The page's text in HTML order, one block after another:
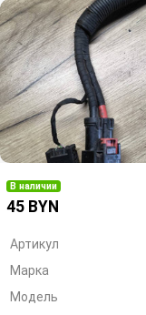
В наличии
45 BYN
Артикул
Марка
Модель